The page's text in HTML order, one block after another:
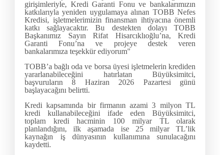
girişimleriyle, Kredi Garanti Fonu ve bankalarımızın
katkılarıyla yeniden uygulamaya alınan TOBB Nefes
Kredisi, işletmelerimizin finansman ihtiyacına önemli
katkı sağlayacaktır. Bu destekten dolayı TOBB
Başkanımız Sayın Rifat Hisarcıklıoğlu’na, Kredi
Garanti Fonu’na ve projeye destek veren
bankalarımıza teşekkür ediyorum"
TOBB’a bağlı oda ve borsa üyesi işletmelerin krediden
yararlanabileceğini hatırlatan Büyüksimitci,
başvuruların 8 Haziran 2026 Pazartesi günü
başlayacağını belirtti.
Kredi kapsamında bir firmanın azami 3 milyon TL
kredi kullanabileceğini ifade eden Büyüksimitci,
toplam kredi hacminin 100 milyar TL olarak
planlandığını, ilk aşamada ise 25 milyar TL’lik
kaynağın iş dünyasının kullanımına sunulacağını
kaydetti.